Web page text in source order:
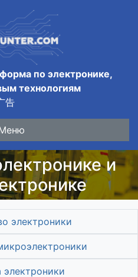
по электронике,
технологиям
告
и
электроники
электроники